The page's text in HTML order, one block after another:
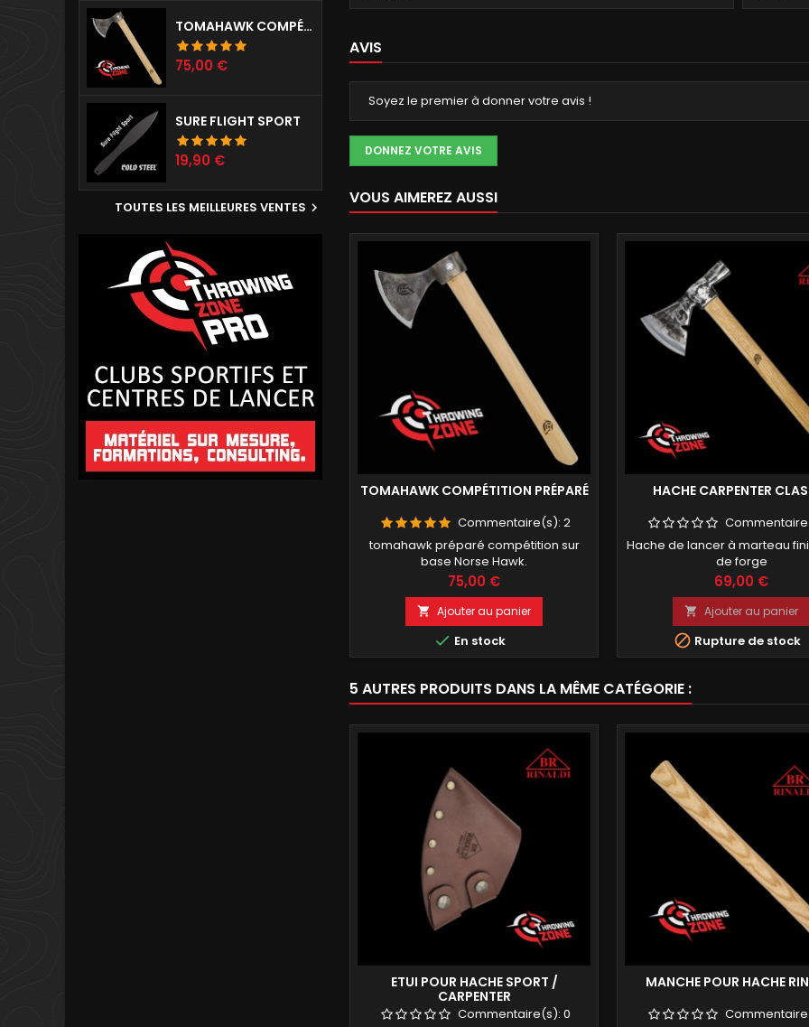
TOMAHAWK COMPÉTITION PRÉPARÉ
Prix
75,00 €
SURE FLIGHT SPORT
Prix
19,90 €
TOUTES LES MEILLEURES VENTES 
AVIS
Soyez le premier à donner votre avis !
DONNEZ VOTRE AVIS
VOUS AIMEREZ AUSSI
TOMAHAWK COMPÉTITION PRÉPARÉ
Commentaire(s): 2
tomahawk préparé compétition sur
base Norse Hawk.
Prix
75,00 €
 Ajouter au panier
 En stock
HACHE CARPENTER
Hache de lancer à marteau
de forge
Prix
69,00 €
 Ajouter au panier
 Rupture de stock
5 AUTRES PRODUITS DANS LA MÊME CATÉGORIE :
ETUI POUR HACHE SPORT /
CARPENTER
Commentaire(s): 0
MANCHE POUR HACHE